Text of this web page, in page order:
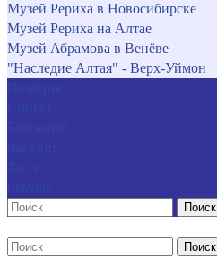
Музей Рериха в Новосибирске
Музей Рериха на Алтае
Музей Абрамова в Венёве
"Наследие Алтая" - Верх-Уймон
Поиск
Поиск